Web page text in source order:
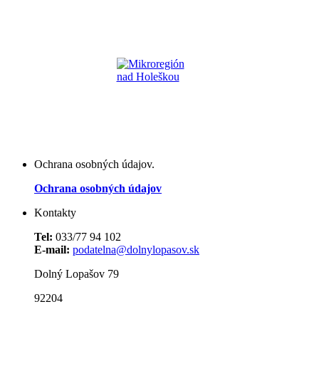
Ochrana osobných údajov.
Ochrana osobných údajov
Kontakty
Tel: 033/77 94 102
E-mail: podatelna@dolnylopasov.sk
Dolný Lopašov 79
92204